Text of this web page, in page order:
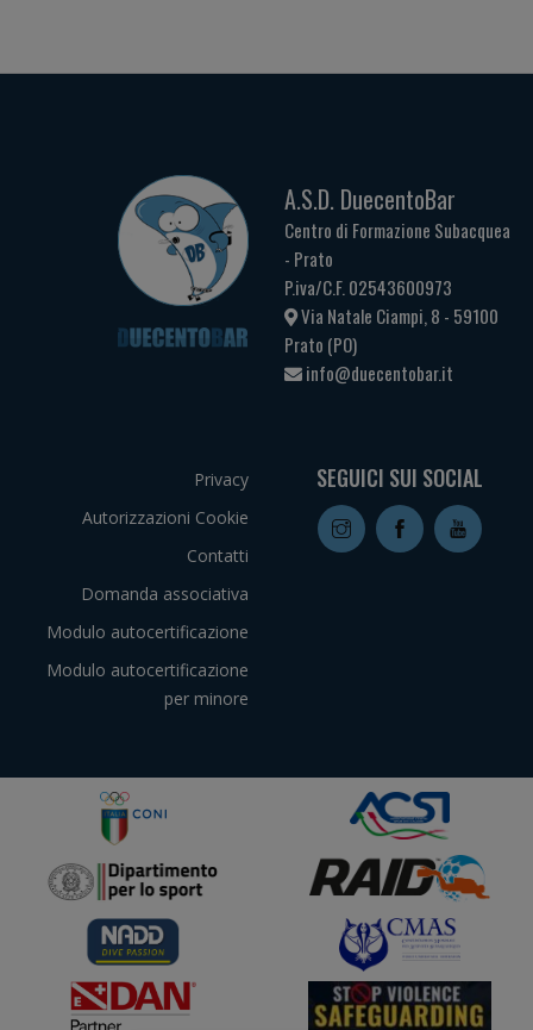
A.S.D. DuecentoBar
Centro di Formazione Subacquea
- Prato
P.iva/C.F. 02543600973
Via Natale Ciampi, 8 - 59100
Prato (PO)
info@duecentobar.it
Privacy
Autorizzazioni Cookie
Contatti
Domanda associativa
Modulo autocertificazione
Modulo autocertificazione
per minore
SEGUICI SUI SOCIAL